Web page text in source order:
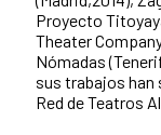
Proyecto
Theater
Nómadas
sus trabajos han
Red de Teatros